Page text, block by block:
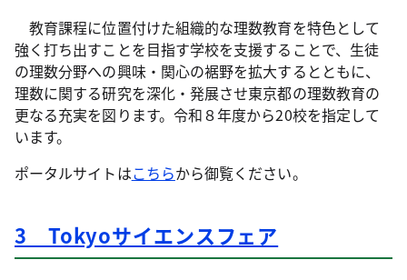
教育課程に位置付けた組織的な理数教育を特色として
強く打ち出すことを目指す学校を支援することで、生徒
の理数分野への興味・関心の裾野を拡大するとともに、
理数に関する研究を深化・発展させ東京都の理数教育の
更なる充実を図ります。令和８年度から20校を指定して
います。
ポータルサイトはこちらから御覧ください。
3 Tokyoサイエンスフェア